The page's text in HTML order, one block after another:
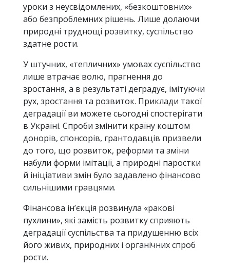
уроки з неусвідомлених, «безкоштовних»
або безпроблемних рішень. Лише долаючи
природні труднощі розвитку, суспільство
здатне рости.
У штучних, «тепличних» умовах суспільство
лише втрачає волю, прагнення до
зростання, а в результаті деградує, імітуючи
рух, зростання та розвиток. Приклади такої
деградації ви можете сьогодні спостерігати
в Україні. Спроби змінити країну коштом
донорів, спонсорів, грантодавців призвели
до того, що розвиток, реформи та зміни
набули форми імітації, а природні паростки
й ініціативи змін було задавлено фінансово
сильнішими гравцями.
Фінансова ін’єкція розвинула «ракові
пухлини», які замість розвитку сприяють
деградації суспільства та придушенню всіх
його живих, природних і органічних спроб
рости.